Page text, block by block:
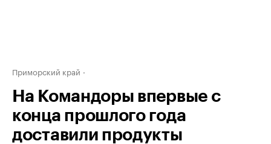
Приморский край
На Командоры впервые с
конца прошлого года
доставили продукты